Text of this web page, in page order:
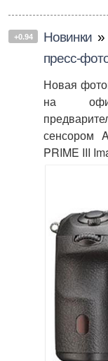
+0.94 Новинки »
пресс-
Новая
на
сенсором
PRIME III